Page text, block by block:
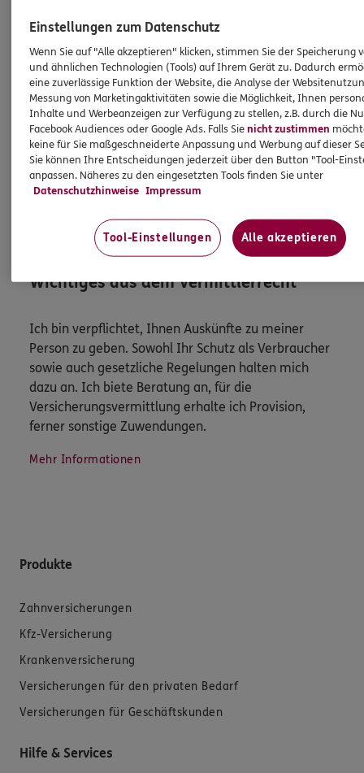
Vermittlungstätigkeit unabhängige Vergütung, deren
Höhe von den Kosten ihrer Vertriebstätigkeiten
abhängt. Das heißt für die erfolgreiche Vermittlung
Ihres bzw. eines Versicherungsvertrags bekommt die
ERGO Direkt AG keine zusätzliche Vergütung. Alle
Kostenerstattungs- und Vergütungsansprüche sind
bereits in der Versicherungsprämie enthalten [und
müssen von Ihnen nicht gesondert gezahlt werden].
Wichtiges aus dem Vermittlerrecht
Ich bin verpflichtet, Ihnen Auskünfte zu meiner
Person zu geben. Sowohl Ihr Schutz als Verbraucher
sowie auch gesetzliche Regelungen halten mich
dazu an. Ich biete Beratung an, für die
Versicherungsvermittlung erhalte ich Provision,
ferner sonstige Zuwendungen.
Mehr Informationen
Produkte
Zahnversicherungen
Kfz-Versicherung
Krankenversicherung
Versicherungen für den privaten Bedarf
Versicherungen für Geschäftskunden
Hilfe & Services
Einstellungen zum Datenschutz
Wenn Sie auf "Alle akzeptieren" klicken, stimmen Sie der Speicherung
und ähnlichen Technologien (Tools) auf Ihrem Gerät zu. Dadurch
eine zuverlässige Funktion der Website, die Analyse der
Messung von Marketingaktivitäten sowie die Möglichkeit, Ihnen
Inhalte und Werbeanzeigen zur Verfügung zu stellen, z.B. durch die
Facebook Audiences oder Google Ads. Falls Sienicht zustimmen
keine für Sie maßgeschneiderte Anpassung und Werbung auf dieser
Sie können Ihre Entscheidungen jederzeit über den Button "Tool-
anpassen. Näheres zu den eingesetzten Tools finden Sie unter
Datenschutzhinweise Impressum
Tool-Einstellungen Alle akzeptieren